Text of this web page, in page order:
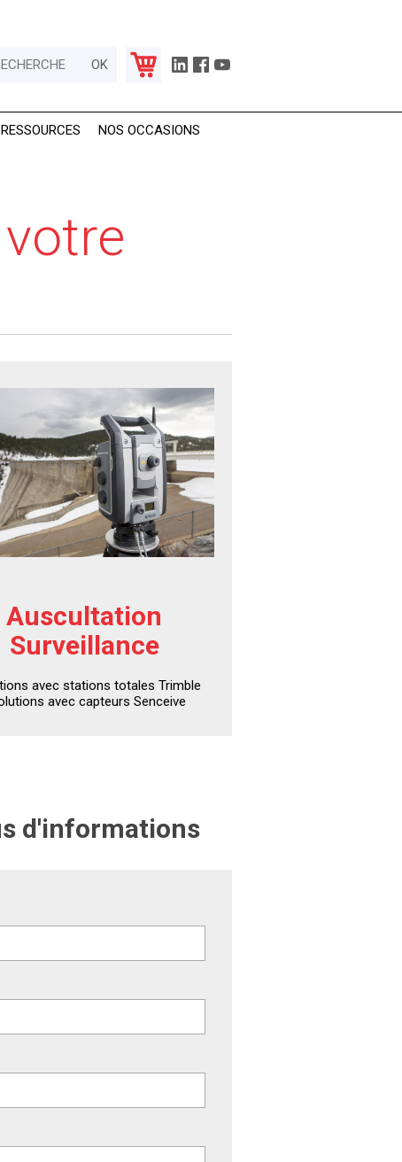
RESSOURCES
NOS OCCASIONS
Auscultation
Surveillance
avec stations totales Trimble
avec capteurs Senceive
d'informations